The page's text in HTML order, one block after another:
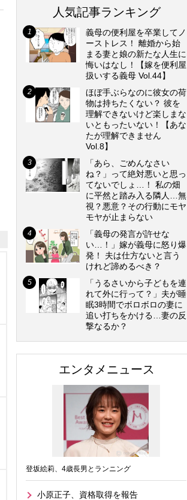
人気記事ランキング
義母の便利屋を卒業してノ
ーストレス！ 離婚から始
まる妻と娘の新たな人生に
悔いはなし！【嫁を便利屋
扱いする義母 Vol.44】
ほぼ手ぶらなのに彼女の荷
物は持ちたくない？ 彼を
理解できないけど楽しまな
いともったいない！【あな
たが理解できません
Vol.8】
「あら、ごめんなさい
ね？」って絶対悪いと思っ
てないでしょ…！ 私の畑
に平然と踏み入る隣人…無
視？悪意？その行動にモヤ
モヤが止まらない
「義母の発言が許せな
い…！」嫁が義母に怒り爆
発！ 夫は仕方ないと言う
けれど諦めるべき？
「うるさいから子どもを連
れて外に行って？」夫が睡
眠3時間でボロボロの妻に
追い打ちをかける…妻の反
撃なるか？
エンタメニュース
登坂絵莉、4歳長男とランニング
小原正子、資格取得を報告